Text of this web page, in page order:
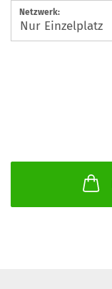
Netzwerk: